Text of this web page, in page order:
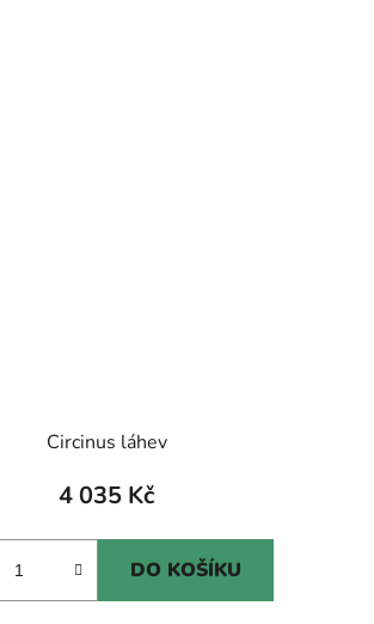
Circinus láhev
4 035 Kč
DO KOŠÍKU